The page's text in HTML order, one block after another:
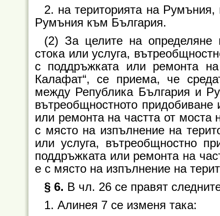
2. на територията на Румъния,
Румъния към България.
(2) За целите на определяне
стока или услуга,
с поддръжката или ремонта
Калафат“, се приема, че
между Република България и
вътреобщностното придобиване
или ремонта на частта от моста
с място на изпълнение на
или услуга, вътреобщностно
поддръжката или ремонта на
е с място на изпълнение на
§ 6. В чл. 26 се правят
1. Алинея 7 се изменя така: